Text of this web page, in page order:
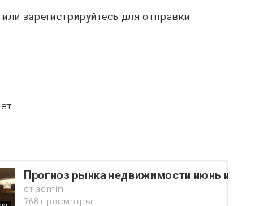
или зарегистрируйтесь для отправки
Прогноз рынка недвижимости июнь июль
от admin
768 просмотры